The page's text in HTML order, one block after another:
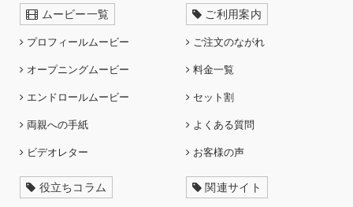
ムービー一覧
プロフィールムービー
オープニングムービー
エンドロールムービー
両親への手紙
ビデオレター
ご利用案内
ご注文のながれ
料金一覧
セット割
よくある質問
お客様の声
役立ちコラム 関連サイト